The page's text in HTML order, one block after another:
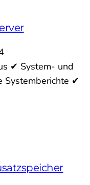
✔ System- und
Systemberichte ✔